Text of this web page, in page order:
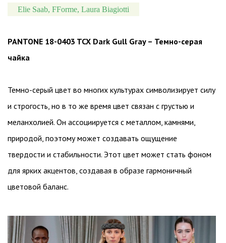
Elie Saab, FForme, Laura Biagiotti
PANTONE 18-0403 TCX Dark Gull Gray – Темно-серая
чайка
Темно-серый цвет во многих культурах символизирует силу
и строгость, но в то же время цвет связан с грустью и
меланхолией. Он ассоциируется с металлом, камнями,
природой, поэтому может создавать ощущение
твердости и стабильности. Этот цвет может стать фоном
для ярких акцентов, создавая в образе гармоничный
цветовой баланс.